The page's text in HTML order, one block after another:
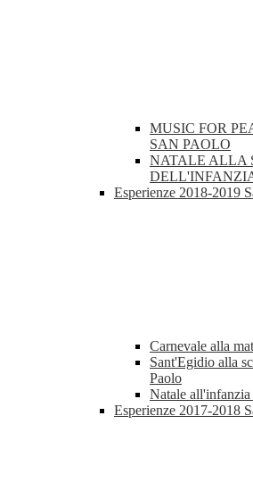
MUSIC FOR
SAN PAOLO
NATALE ALLA
Esperienze 2018-2019
Carnevale alla
Sant'Egidio alla
Paolo
Natale all'infanzia
Esperienze 2017-2018